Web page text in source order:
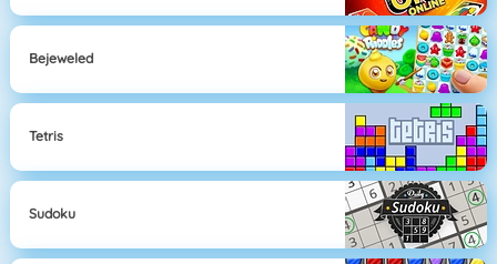
Bejeweled
Tetris
Sudoku